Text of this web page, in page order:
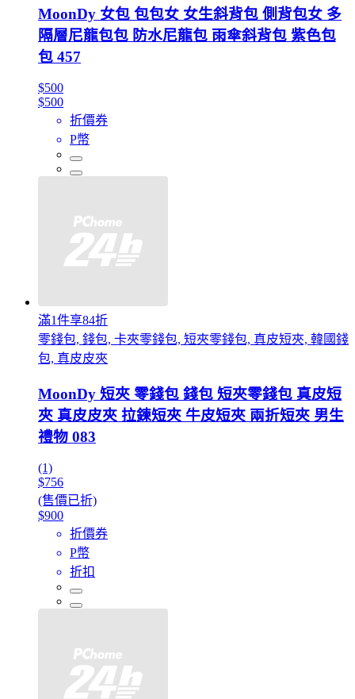
MoonDy 女包 包包女 女生斜背包 側背包女 多
隔層尼龍包包 防水尼龍包 雨傘斜背包 紫色包
包 457
$500
$500
折價券
P幣
滿1件享84折
零錢包, 錢包, 卡夾零錢包, 短夾零錢包, 真皮短夾, 韓國錢
包, 真皮皮夾
MoonDy 短夾 零錢包 錢包 短夾零錢包 真皮短
夾 真皮皮夾 拉鍊短夾 牛皮短夾 兩折短夾 男生
禮物 083
(1)
$756
(售價已折)
$900
折價券
P幣
折扣